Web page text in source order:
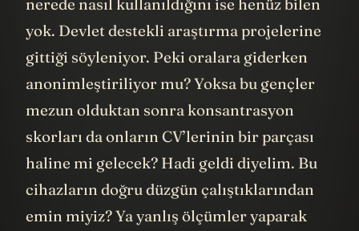
nerede nasıl kullanıldığını ise henüz bilen
yok. Devlet destekli araştırma projelerine
gittiği söyleniyor. Peki oralara giderken
anonimleştiriliyor mu? Yoksa bu gençler
mezun olduktan sonra konsantrasyon
skorları da onların CV’lerinin bir parçası
haline mi gelecek? Hadi geldi diyelim. Bu
cihazların doğru düzgün çalıştıklarından
emin miyiz? Ya yanlış ölçümler yaparak